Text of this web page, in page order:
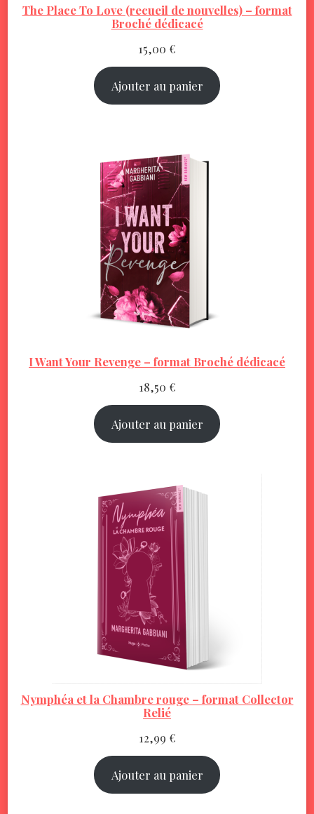
The Place To Love (recueil de nouvelles) – format
Broché dédicacé
15,00 €
Ajouter au panier
I Want Your Revenge – format Broché dédicacé
18,50 €
Ajouter au panier
Nymphéa et la Chambre rouge – format Collector
Relié
12,99 €
Ajouter au panier